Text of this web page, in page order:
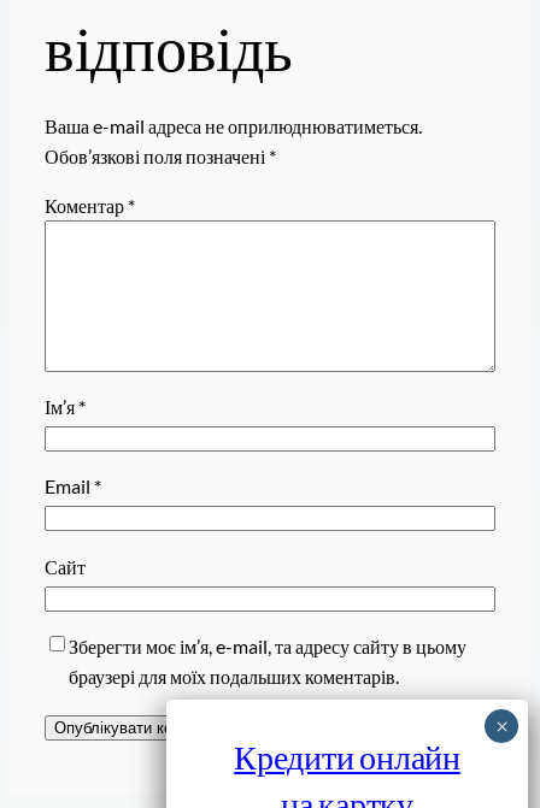
відповідь
Ваша e-mail адреса не оприлюднюватиметься.
Обов’язкові поля позначені *
Коментар *
Ім’я *
Email *
Сайт
Зберегти моє ім’я, e-mail, та адресу сайту в цьому
браузері для моїх подальших коментарів.
Кредити онлайн